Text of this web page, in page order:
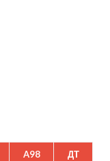
A98 ДТ